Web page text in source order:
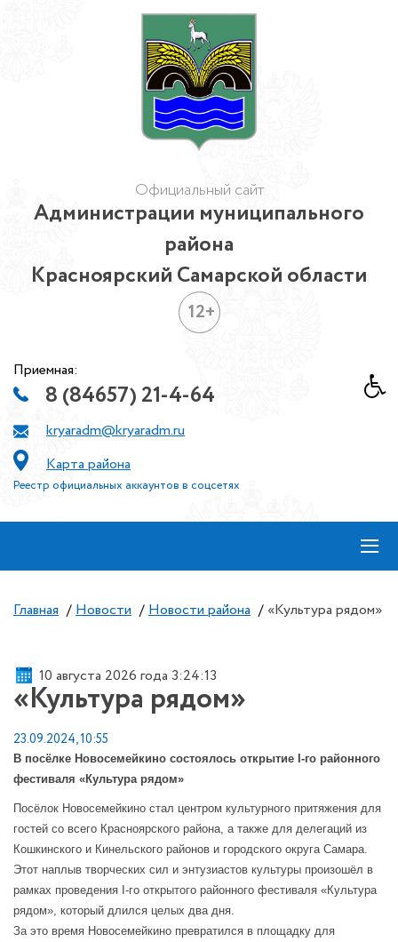
Официальный сайт
Администрации муниципального
района
Красноярский Самарской области
12+
Приемная:
8 (84657) 21-4-64
kryaradm@kryaradm.ru
Карта района
Реестр официальных аккаунтов в соцсетях
≡
Главная / Новости / Новости района / «Культура рядом»
10 августа 2026 года 3:24:13
«Культура рядом»
23.09.2024, 10:55
В посёлке Новосемейкино состоялось открытие I-го районного
фестиваля «Культура рядом»
Посёлок Новосемейкино стал центром культурного притяжения для
гостей со всего Красноярского района, а также для делегаций из
Кошкинского и Кинельского районов и городского округа Самара.
Этот наплыв творческих сил и энтузиастов культуры произошёл в
рамках проведения I-го открытого районного фестиваля «Культура
рядом», который длился целых два дня.
За это время Новосемейкино превратился в площадку для